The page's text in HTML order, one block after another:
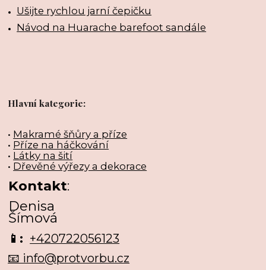
Ušijte rychlou jarní čepičku
Návod na Huarache barefoot sandále
Hlavní kategorie:
• Makramé šňůry a příze
• Příze na háčkování
• Látky na šití
• Dřevěné výřezy a dekorace
Kontakt:
Denisa
Šímová
📱: +420722056123
📧 info@protvorbu.cz